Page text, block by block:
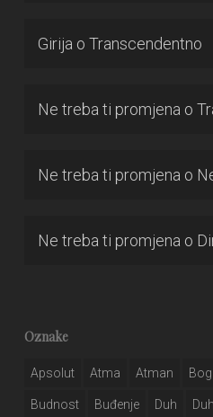
Girija o Transcendentno
Ne treba ti promjena o
Ne treba ti promjena o
Ne treba ti promjena o
Oznake
Apsolut Atma Atman Bog
Budnost Buđenje Duh